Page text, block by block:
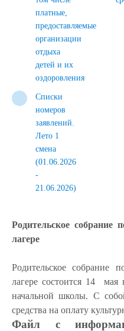
платные,
предоставляемые
организации
отдыха
детей и их
оздоровления
Списки
номеров
заявлений.
Лето 1
смена
(01.06.2026
-
21.06.2026)
Родительское собрание
лагере
Родительское собрание
лагере состоится 14 мая
начальной школы. С
средства на оплату
Файл с